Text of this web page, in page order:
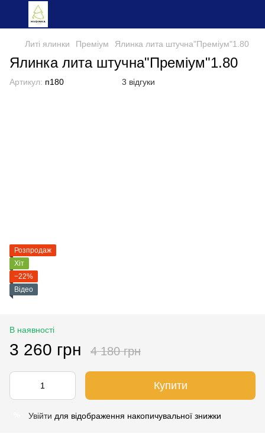
Литі ялинки Преміум Ялинка лита штучна"Преміум"1.80
Ялинка лита штучна"Преміум"1.80
Артикул: п180 3 відгуки
Розпродаж
Хіт
−22%
Відео
В наявності
3 260 грн 4 180 грн
Купити
Увійти для відображення накопичувальної знижки